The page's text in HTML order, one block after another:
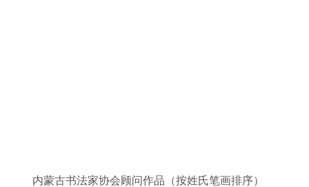
内蒙古书法家协会顾问作品（按姓氏笔画排序）